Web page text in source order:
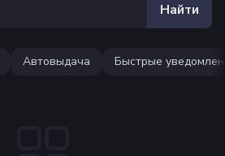
Найти
Автовыдача Быстрые